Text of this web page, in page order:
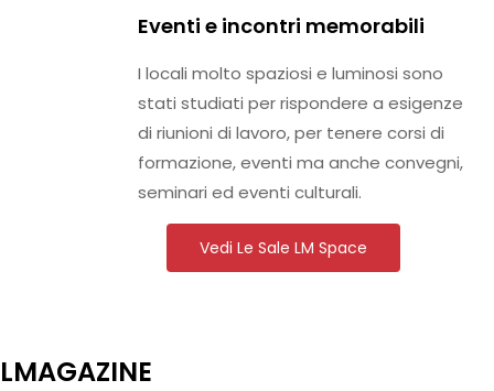
Eventi e incontri memorabili
I locali molto spaziosi e luminosi sono
stati studiati per rispondere a esigenze
di riunioni di lavoro, per tenere corsi di
formazione, eventi ma anche convegni,
seminari ed eventi culturali.
Vedi Le Sale LM Space
LMAGAZINE